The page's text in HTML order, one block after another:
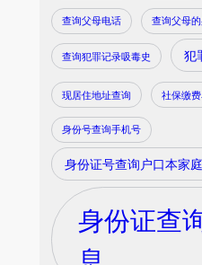
查询父母电话 查询父母
查询犯罪记录吸毒史 犯
现居住地址查询 社保缴
身份号查询手机号
身份证号查询户口本家
身份证查